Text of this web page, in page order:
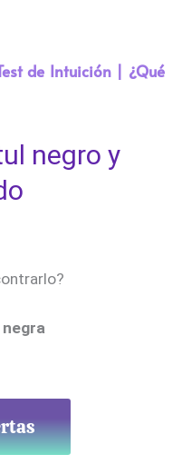
de Intuición | ¿Qué
negro y